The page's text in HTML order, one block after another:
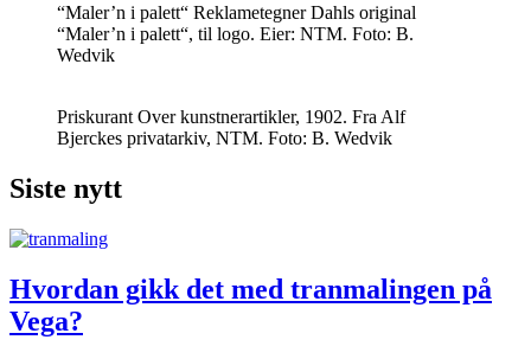
“Maler’n i palett“ Reklametegner Dahls original
“Maler’n i palett“, til logo. Eier: NTM. Foto: B.
Wedvik
Priskurant Over kunstnerartikler, 1902. Fra Alf
Bjerckes privatarkiv, NTM. Foto: B. Wedvik
Siste nytt
Hvordan gikk det med tranmalingen på
Vega?